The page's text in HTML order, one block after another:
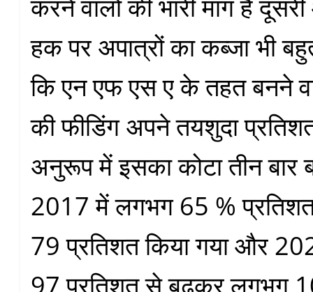
करने वालों की भारी मांग हैं
हक पर अपात्रों का कब्जा भी
कि एन एफ एस ए के तहत बनने
की फीडिंग अपने तयशुदा
अनुरूप में इसका कोटा तीन बार
2017 में लगभग 65 %
79 प्रतिशत किया गया और